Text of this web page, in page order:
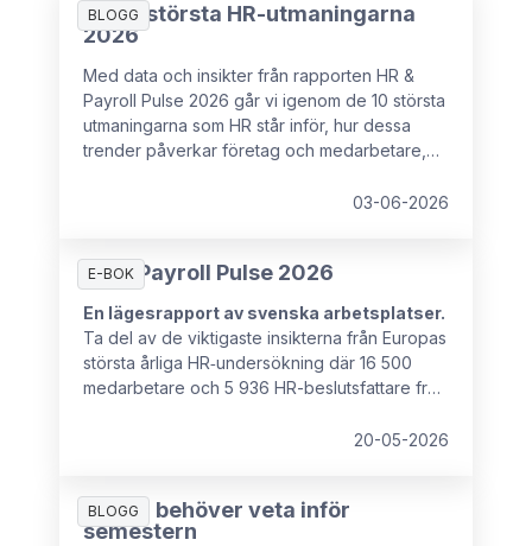
BLOGG
De 10 största HR-utmaningarna
2026
Med data och insikter från rapporten HR &
Payroll Pulse 2026 går vi igenom de 10 största
utmaningarna som HR står inför, hur dessa
trender påverkar företag och medarbetare,
ha det strategiska inflytande som krävs för att
03-06-2026
E-BOK
HR & Payroll Pulse 2026
En lägesrapport av svenska arbetsplatser.
Ta del av de viktigaste insikterna från Europas
största årliga HR‑undersökning där 16 500
medarbetare och 5 936 HR-beslutsfattare från
20-05-2026
BLOGG
Allt du behöver veta inför
semestern